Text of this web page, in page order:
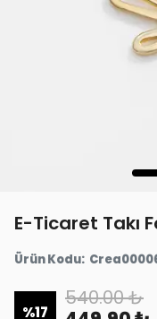
E-Ticaret Takı
Ürün Kodu:
%17
540.00 ₺